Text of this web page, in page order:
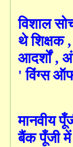
विशाल
थे शिक्षक
आदर्शों,
'विंग्सऑफ
मानवीयपूँ
बैंकपूँजी